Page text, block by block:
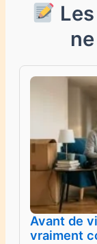
Avant de
vraiment